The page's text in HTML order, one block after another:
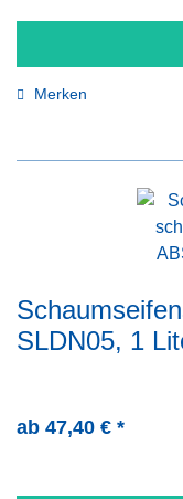
Merken
SLDN05, 1
ab 47,40 € *